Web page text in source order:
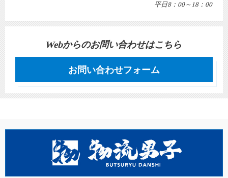
平日8：00～18：00
Webからのお問い合わせはこちら
お問い合わせフォーム